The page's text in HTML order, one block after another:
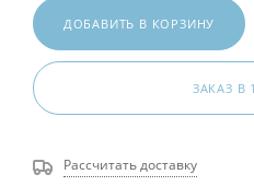
ДОБАВИТЬ В КОРЗИНУ
ЗАКАЗ В
Рассчитать доставку